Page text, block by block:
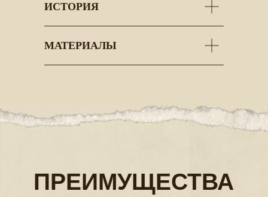
ИСТОРИЯ
МАТЕРИАЛЫ
ФУНКЦИЯ ШКАТУЛКА
ИНТЕРЬЕРА
Проявите себя,
сделав вызов логике
НАВЫКОВ